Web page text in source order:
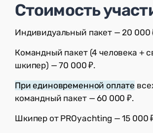
Стоимость
Индивидуальный пакет — 20 000
Командный пакет (4 человека +
шкипер) — 70 000 ₽.
При единовременной оплате
командный пакет — 60 000 ₽.
Шкипер от PROyachting — 15 000